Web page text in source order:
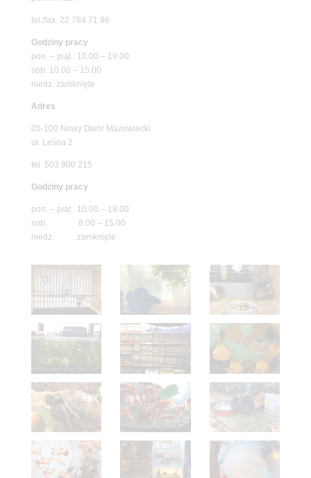
tel./fax. 22 784 71 96
Godziny pracy
pon. – piąt. 10.00 – 19.00
sob. 10.00 – 15.00
niedz. zamknięte
Adres
05-100 Nowy Dwór Mazowiecki
ul. Leśna 2
tel. 503 900 215
Godziny pracy
pon. – piąt. 10.00 – 19.00
sob. 8.00 – 15.00
niedz. zamknięte